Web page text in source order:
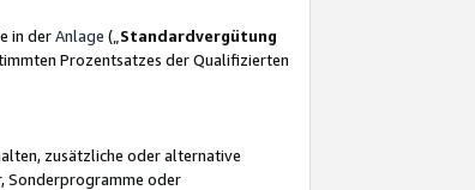
in derAnlage („ Standardvergütung
Prozentsatzes der Qualifizierten
zusätzliche oder alternative
Sonderprogramme oder